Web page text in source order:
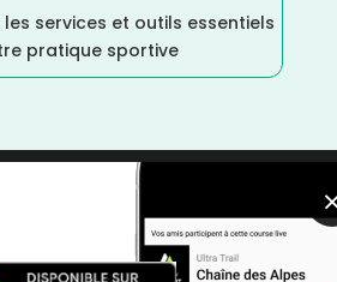
services et outils essentiels
pratique sportive
/Course à Pied